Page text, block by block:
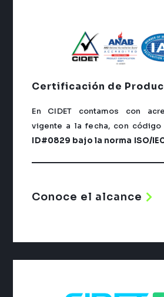
Certificación de
En CIDET contamos con
vigente a la fecha, con
ID#0829 bajo la norma ISO/
Conoce el alcance